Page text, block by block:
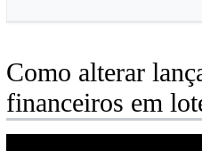
Como alterar
financeiros em